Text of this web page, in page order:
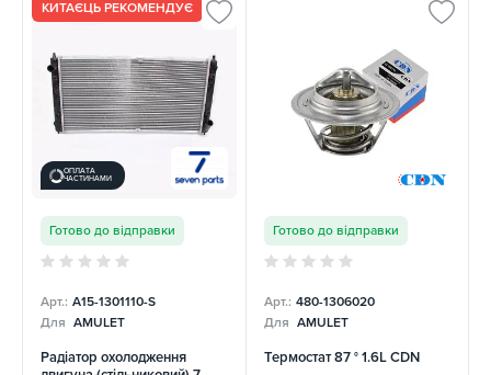
КИТАЄЦЬ РЕКОМЕНДУЄ
ОПЛАТА
ЧАСТИНАМИ
Готово до відправки
Арт.: A15-1301110-S
Для AMULET
Радіатор охолодження
Готово до відправки
Арт.: 480-1306020
Для AMULET
Термостат 87 ° 1.6L CDN